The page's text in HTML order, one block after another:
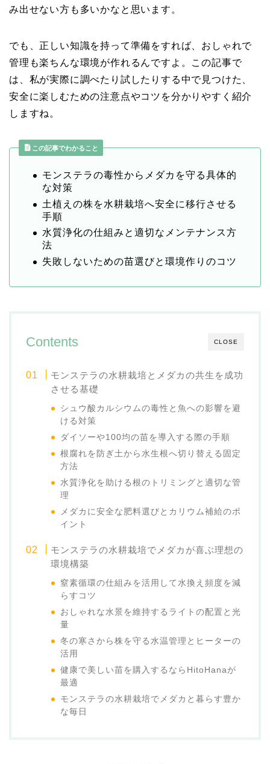
み出せない方も多いかなと思います。
でも、正しい知識を持って準備をすれば、おしゃれで
管理も楽ちんな環境が作れるんですよ。この記事で
は、私が実際に調べたり試したりする中で見つけた、
安全に楽しむための注意点やコツを分かりやすく紹介
しますね。
この記事でわかること
モンステラの毒性からメダカを守る具体的
な対策
土植えの株を水耕栽培へ安全に移行させる
手順
水質浄化の仕組みと適切なメンテナンス方
法
失敗しないための苗選びと環境作りのコツ
CLOSE
Contents
モンステラの水耕栽培とメダカの共生を成功
させる基礎
シュウ酸カルシウムの毒性と魚への影響を避
ける対策
ダイソーや100均の苗を導入する際の手順
根腐れを防ぎ土から水生根へ切り替える固定
方法
水質浄化を助ける根のトリミングと適切な管
理
メダカに安全な肥料選びとカリウム補給のポ
イント
モンステラの水耕栽培でメダカが喜ぶ理想の
環境構築
窒素循環の仕組みを活用して水換え頻度を減
らすコツ
おしゃれな水景を維持するライトの配置と光
量
冬の寒さから株を守る水温管理とヒーターの
活用
健康で美しい苗を購入するならHitoHanaが
最適
モンステラの水耕栽培でメダカと暮らす豊か
な毎日